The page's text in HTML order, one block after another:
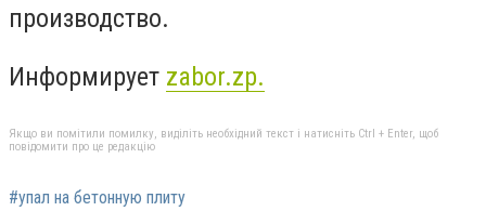
производство.
Информирует zabor.zp.
Якщо ви помітили помилку, виділіть необхідний текст і натисніть Ctrl + Enter, щоб
повідомити про це редакцію
#упал на бетонную плиту